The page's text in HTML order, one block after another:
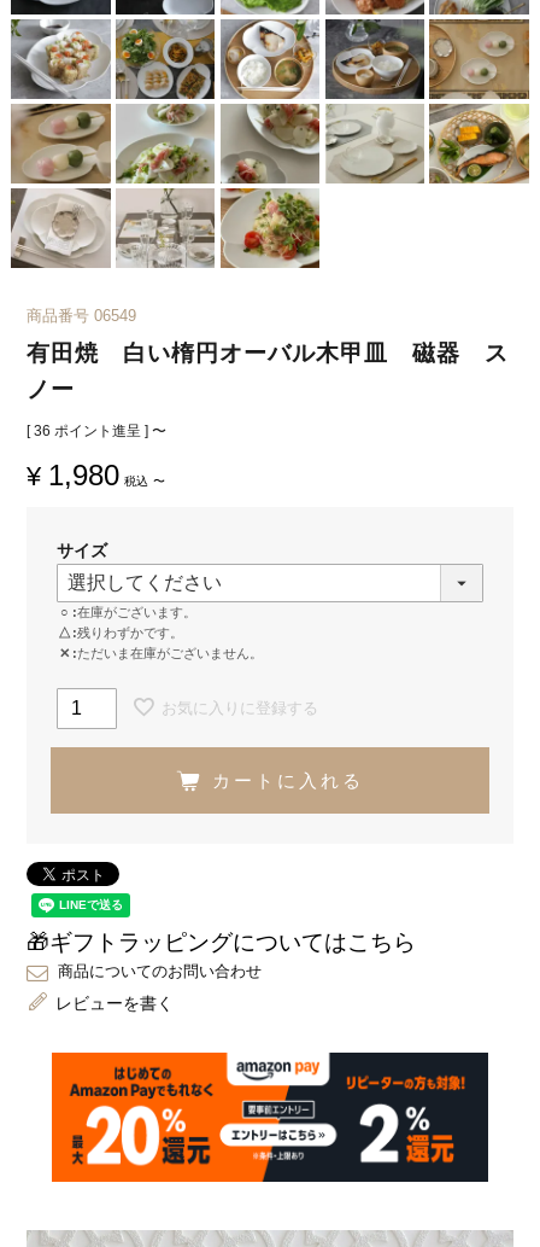
商品番号 06549
有田焼 白い楕円オーバル木甲皿 磁器 ス
ノー
[ 36 ポイント進呈 ] 〜
¥ 1,980 税込 〜
サイズ
○
在庫がございます。
△ 残りわずかです。
✕
ただいま在庫がございません。
お気に入りに登録する
カートに入れる
🎁ギフトラッピングについてはこちら
商品についてのお問い合わせ
レビューを書く